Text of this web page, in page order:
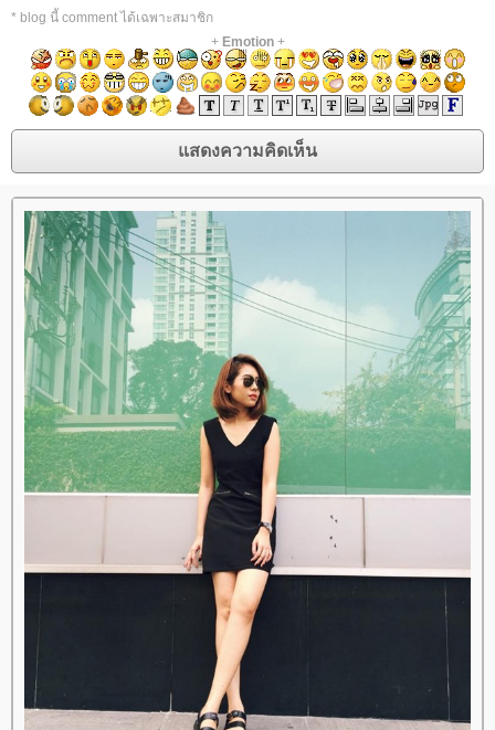
* blog นี้ comment ได้เฉพาะสมาชิก
+ Emotion+